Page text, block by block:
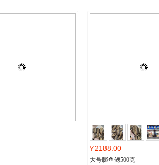
¥2188.00
大号膨鱼鳃500克